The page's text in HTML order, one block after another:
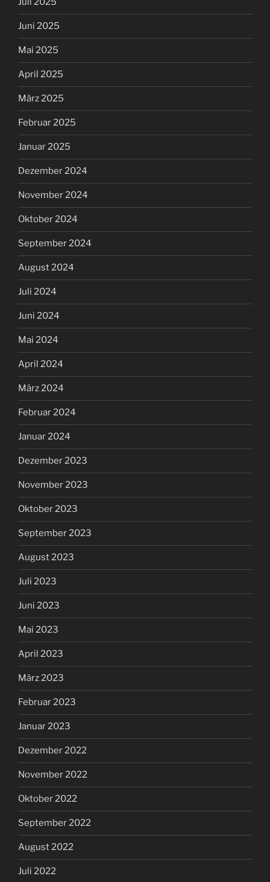
Juni 2025
Mai 2025
April 2025
März 2025
Februar 2025
Januar 2025
Dezember 2024
November 2024
Oktober 2024
September 2024
August 2024
Juli 2024
Juni 2024
Mai 2024
April 2024
März 2024
Februar 2024
Januar 2024
Dezember 2023
November 2023
Oktober 2023
September 2023
August 2023
Juli 2023
Juni 2023
Mai 2023
April 2023
März 2023
Februar 2023
Januar 2023
Dezember 2022
November 2022
Oktober 2022
September 2022
August 2022
Juli 2022